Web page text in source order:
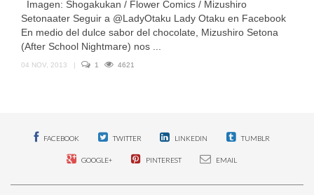
Imagen: Shogakukan / Flower Comics / Mizushiro
Setonaater Seguir a @LadyOtaku Lady Otaku en Facebook
En medio del dulce sabor del chocolate, Mizushiro Setona
(After School Nightmare) nos ...
04 NOV, 2013 | 1 4621
FACEBOOK TWITTER LINKEDIN TUMBLR
GOOGLE+ PINTEREST EMAIL